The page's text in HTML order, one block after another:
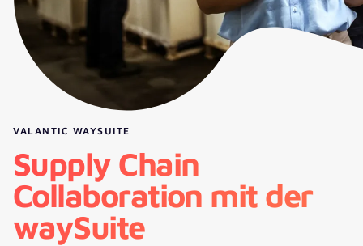
VALANTIC WAYSUITE
Supply Chain
Collaboration mit der
waySuite